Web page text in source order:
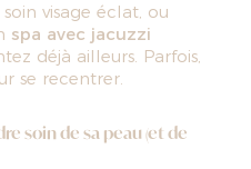
visage éclat, ou
spa avec jacuzzi
déjà ailleurs. Parfois,
se recentrer.
soin de sa peau (et de